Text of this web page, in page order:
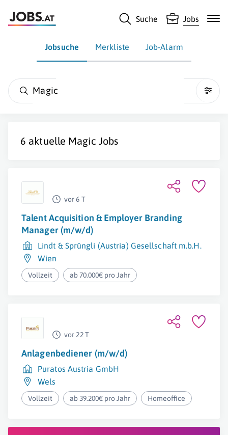
Suche Jobs
Jobsuche Merkliste Job-Alarm
Magic
6 aktuelle Magic Jobs
vor 6 T
Talent Acquisition & Employer Branding
Manager (m/w/d)
Lindt & Sprüngli (Austria) Gesellschaft m.b.H.
Wien
Vollzeit ab 70.000€ pro Jahr
vor 22 T
Anlagenbediener (m/w/d)
Puratos Austria GmbH
Wels
Vollzeit ab 39.200€ pro Jahr Homeoffice